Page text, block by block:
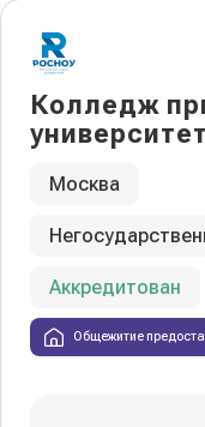
Колледж
Москва
Аккредитован
Общежитие